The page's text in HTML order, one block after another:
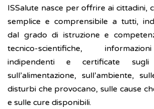
ISSalute nasce per offrire ai cittadini,
semplice e comprensibile a tutti,
dal grado di istruzione e
tecnico-scientifiche,
indipendenti e certificate
sull’alimentazione, sull’ambiente,
disturbi che provocano, sulle cause
e sulle cure disponibili.